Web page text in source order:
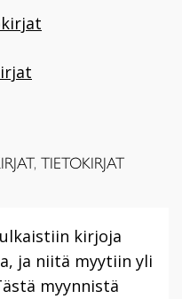
, TIETOKIRJAT
kirjoja
ja niitä myytiin yli
myynnistä